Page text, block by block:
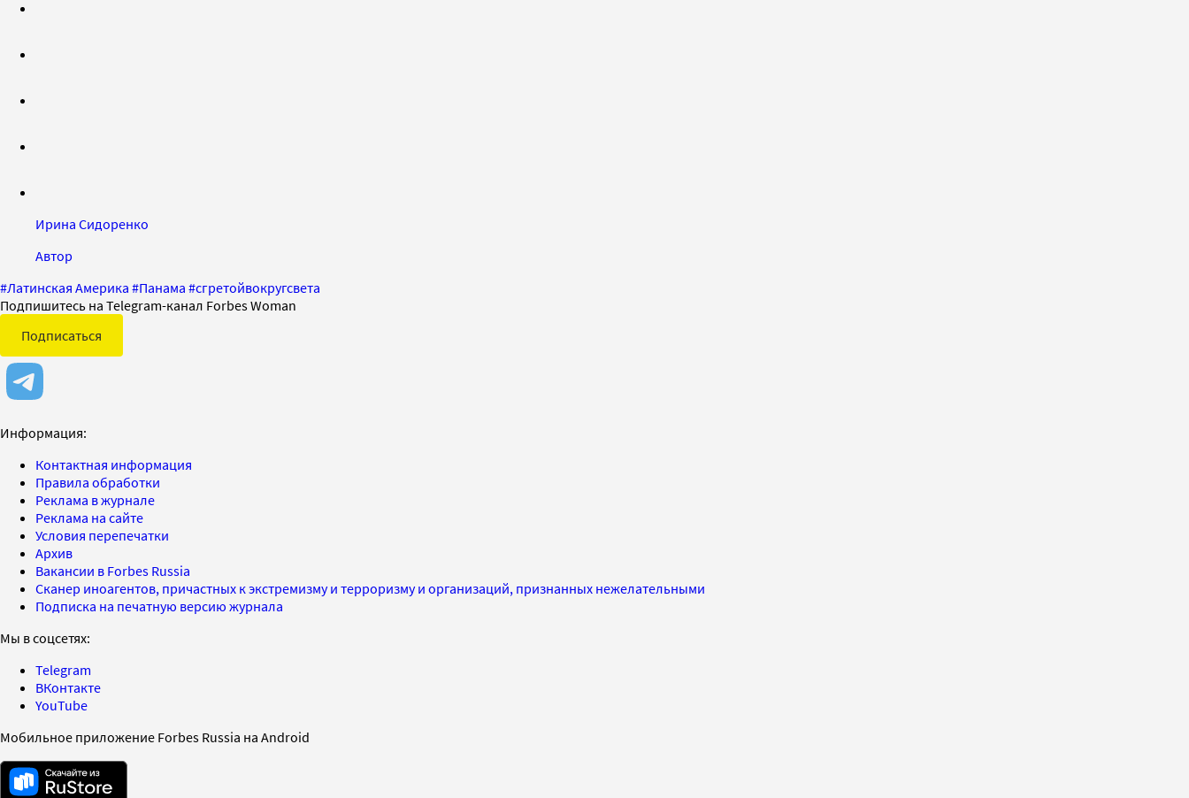
Ирина Сидоренко
Автор
#Латинская Америка #Панама #сгретойвокругсвета
Подпишитесь на Telegram-канал Forbes Woman
Подписаться
Информация:
Контактная информация
Правила обработки
Реклама в журнале
Реклама на сайте
Условия перепечатки
Архив
Вакансии в Forbes Russia
Сканер иноагентов, причастных к экстремизму и терроризму и организаций, признанных нежелательными
Подписка на печатную версию журнала
Мы в соцсетях:
Telegram
ВКонтакте
YouTube
Мобильное приложение Forbes Russia на Android